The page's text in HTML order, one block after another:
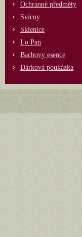
Ochranné předměty
Svícny
Sklenice
Lo Pan
Bachovy esence
Dárková poukázka